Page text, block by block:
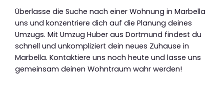
Überlasse die Suche nach einer Wohnung in Marbella
uns und konzentriere dich auf die Planung deines
Umzugs. Mit Umzug Huber aus Dortmund findest du
schnell und unkompliziert dein neues Zuhause in
Marbella. Kontaktiere uns noch heute und lasse uns
gemeinsam deinen Wohntraum wahr werden!